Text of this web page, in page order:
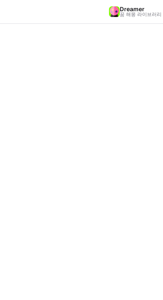
Dreamer
꿈 해몽 라이브러리